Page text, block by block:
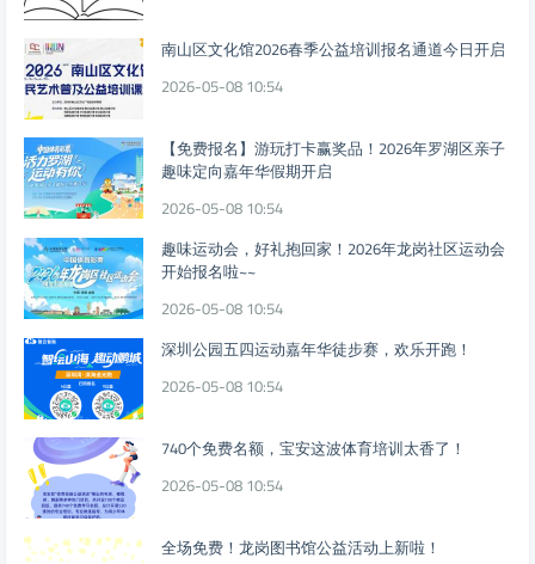
南山区文化馆2026春季公益培训报名通道今日开启
2026-05-08 10:54
【免费报名】游玩打卡赢奖品！2026年罗湖区亲子
趣味定向嘉年华假期开启
2026-05-08 10:54
趣味运动会，好礼抱回家！2026年龙岗社区运动会
开始报名啦~~
2026-05-08 10:54
深圳公园五四运动嘉年华徒步赛，欢乐开跑！
2026-05-08 10:54
740个免费名额，宝安这波体育培训太香了！
2026-05-08 10:54
全场免费！龙岗图书馆公益活动上新啦！